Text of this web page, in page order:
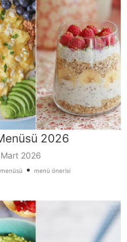
2026
2026
• menü önerisi